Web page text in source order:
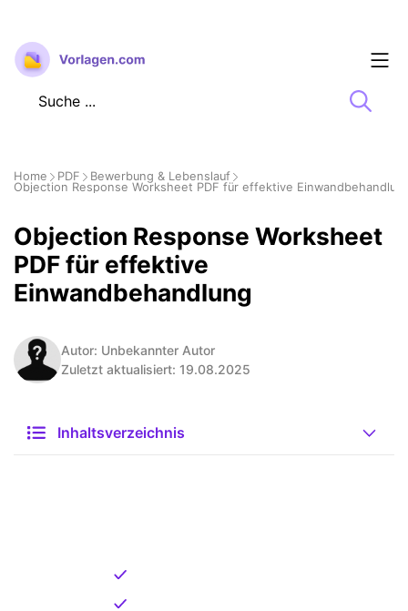
Zum
Inhalt
springen
Home PDF
Bewerbung & Lebenslauf
Objection Response Worksheet PDF für effektive
Objection Response Worksheet
PDF für effektive
Einwandbehandlung
Autor: Unbekannter Autor
Zuletzt aktualisiert: 19.08.2025
Inhaltsverzeichnis